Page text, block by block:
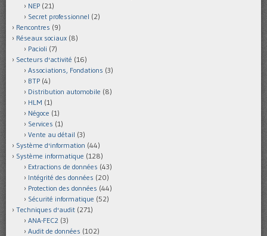
NEP (21)
Secret professionnel (2)
Rencontres (9)
Réseaux sociaux (8)
Pacioli (7)
Secteurs d'activité (16)
Associations, Fondations (3)
BTP (4)
Distribution automobile (8)
HLM (1)
Négoce (1)
Services (1)
Vente au détail (3)
Système d'information (44)
Système informatique (128)
Extractions de données (43)
Intégrité des données (20)
Protection des données (44)
Sécurité informatique (52)
Techniques d'audit (271)
ANA-FEC2 (3)
Audit de données (102)